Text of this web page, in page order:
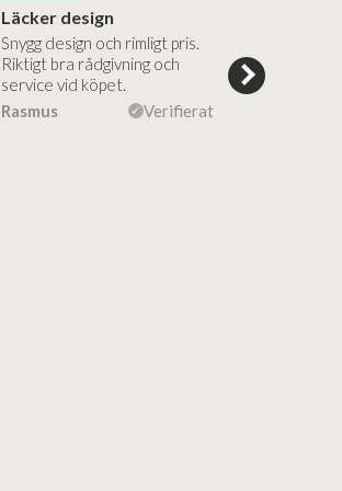
Läcker design
Snygg design och rimligt pris.
Riktigt bra rådgivning och
service vid köpet.
Rasmus
Verifierat
hjälpsamma
vägledning